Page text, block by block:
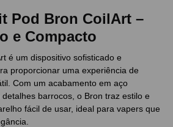
Pod Bron CoilArt –
e Compacto
é um dispositivo sofisticado e
proporcionar uma experiência de
Com um acabamento em aço
barrocos, o Bron traz estilo e
fácil de usar, ideal para vapers que